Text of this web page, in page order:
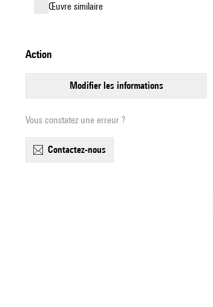
œuvre similaire
action
modifier les informations
Vous constatez une erreur ?
contactez-nous